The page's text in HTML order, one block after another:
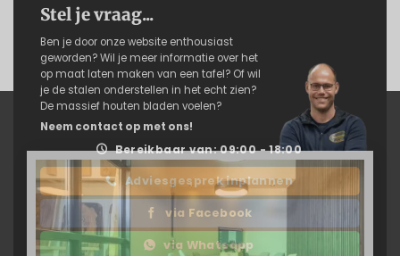
Stel je vraag...
Ben je door onze website enthousiast
geworden? Wil je meer informatie over het
op maat laten maken van een tafel? Of wil
je de stalen onderstellen in het echt zien?
De massief houten bladen voelen?
Neem contact op met ons!
Bereikbaar van: 09:00 - 18:00
Adviesgesprek inplannen
via Facebook
via Whatsapp